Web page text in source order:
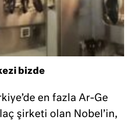
bizde
en fazla Ar-Ge
şirketi olan Nobel’in,